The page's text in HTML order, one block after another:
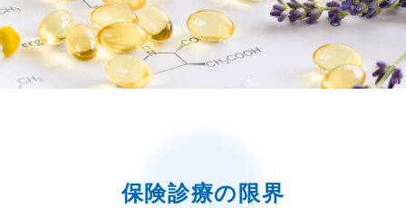
レーザー脱毛 月経
保険診療の限界